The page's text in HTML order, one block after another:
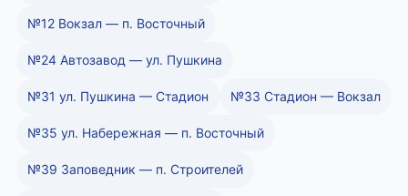
№12 Вокзал — п. Восточный
№24 Автозавод — ул. Пушкина
№31 ул. Пушкина — Стадион №33 Стадион — Вокзал
№35 ул. Набережная — п. Восточный
№39 Заповедник — п. Строителей